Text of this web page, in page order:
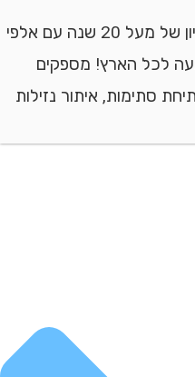
אינסטלטור יצאת צדיק בעל ניסיון של מעל 20 שנה עם אלפי
הגעה לכל הארץ! מספקים
איתור נזילות